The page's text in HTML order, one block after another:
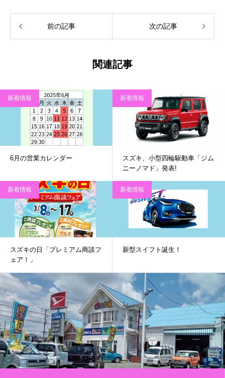
前の記事 次の記事
関連記事
新着情報
6月の営業カレンダー
新着情報
スズキ、小型四輪駆動車「ジム
ニーノマド」発表!
新着情報
スズキの日「プレミアム商談フ
ェア！」
新着情報
新型スイフト誕生！